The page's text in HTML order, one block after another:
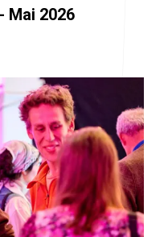
Mai 2026